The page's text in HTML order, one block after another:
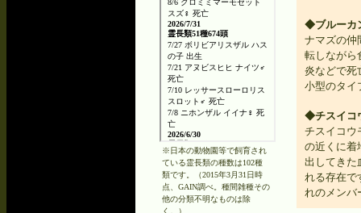
◆ブルーカ
ナマズの仲
転しながら
炎などで死
小型のタイ
◆チスイコ
チスイコウ
の近くに着
出してきた
れる存在で
れのメンバ
※日本の動物園等で飼育され
ている霊長類の種数は102種
類です。（2015年3月31日時
点、GAIN調べ。種間雑種その
他の分類不明なものは除
く。）